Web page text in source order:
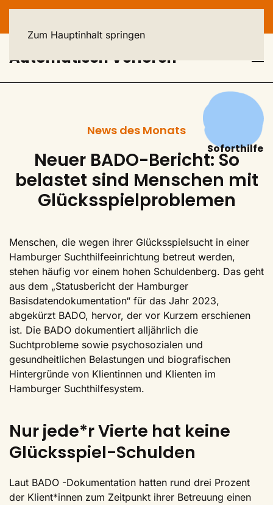
Zum Hauptinhalt springen
Automatisch Verloren
News des Monats
Neuer BADO-Bericht: So
belastet sind Menschen mit
Glücksspielproblemen
Menschen, die wegen ihrer Glücksspielsucht in einer
Hamburger Suchthilfeeinrichtung betreut werden,
stehen häufig vor einem hohen Schuldenberg. Das geht
aus dem „Statusbericht der Hamburger
Basisdatendokumentation“ für das Jahr 2023,
abgekürzt BADO, hervor, der vor Kurzem erschienen
ist. Die BADO dokumentiert alljährlich die
Suchtprobleme sowie psychosozialen und
gesundheitlichen Belastungen und biografischen
Hintergründe von Klientinnen und Klienten im
Hamburger Suchthilfesystem.
Nur jede*r Vierte hat keine
Glücksspiel-Schulden
Laut BADO -Dokumentation hatten rund drei Prozent
der Klient*innen zum Zeitpunkt ihrer Betreuung einen
Soforthilfe